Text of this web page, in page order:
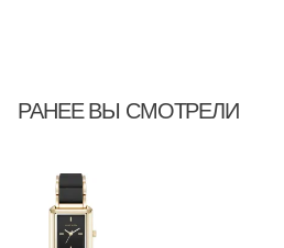
РАНЕЕ ВЫ СМОТРЕЛИ